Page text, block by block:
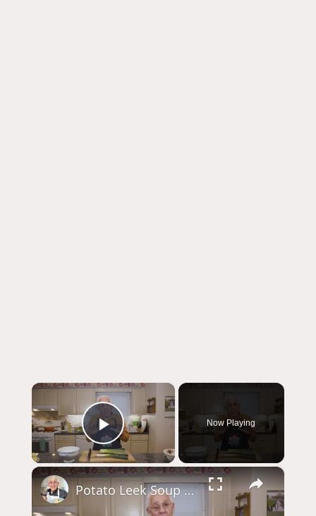
×
Play Video
Now Playing
×
Potato Leek Soup with Crispy Guanciale – Easy and Delicious Comfort Food!